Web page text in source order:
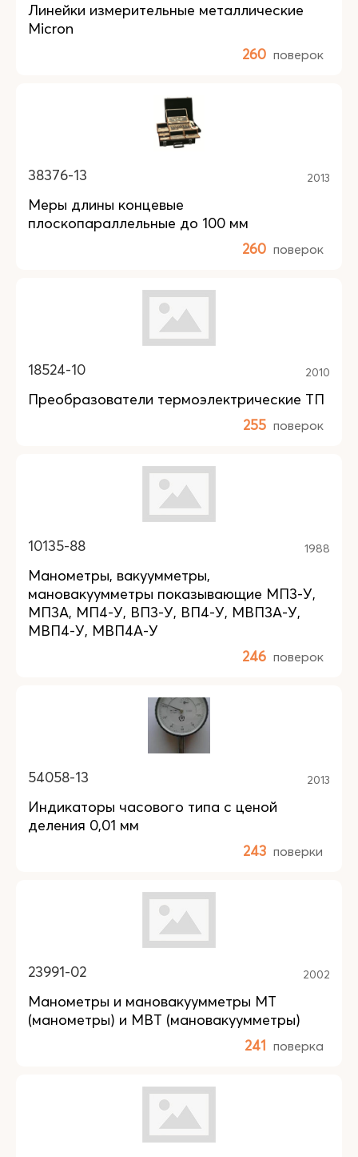
Линейки измерительные металлические
Micron
260 поверок
38376-13 2013
Меры длины концевые
плоскопараллельные до 100 мм
260 поверок
18524-10 2010
Преобразователи термоэлектрические ТП
255 поверок
10135-88 1988
Манометры, вакуумметры,
мановакуумметры показывающие МП3-У,
МП3А, МП4-У, ВП3-У, ВП4-У, МВП3А-У,
МВП4-У, МВП4А-У
246 поверок
54058-13 2013
Индикаторы часового типа с ценой
деления 0,01 мм
243 поверки
23991-02 2002
Манометры и мановакуумметры МТ
(манометры) и МВТ (мановакуумметры)
241 поверка